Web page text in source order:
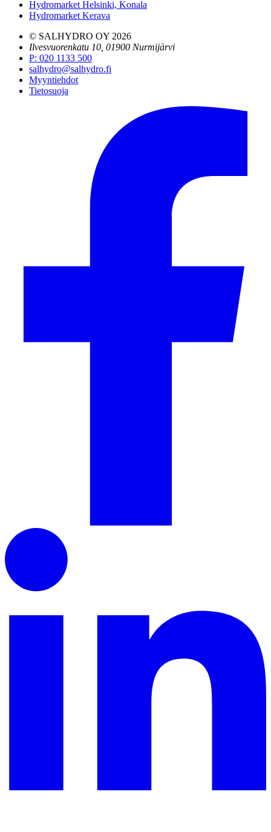
Hydromarket Helsinki, Konala
Hydromarket Kerava
© SALHYDRO OY 2026
Ilvesvuorenkatu 10, 01900 Nurmijärvi
P: 020 1133 500
salhydro@salhydro.fi
Myyntiehdot
Tietosuoja